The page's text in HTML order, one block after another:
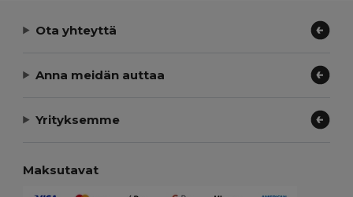
Ota yhteyttä
Anna meidän auttaa
Yrityksemme
Maksutavat